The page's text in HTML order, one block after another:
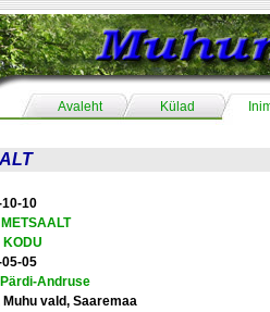
Avaleht Külad
10
KODU
05
Pärdi-Andruse
Muhu vald, Saaremaa